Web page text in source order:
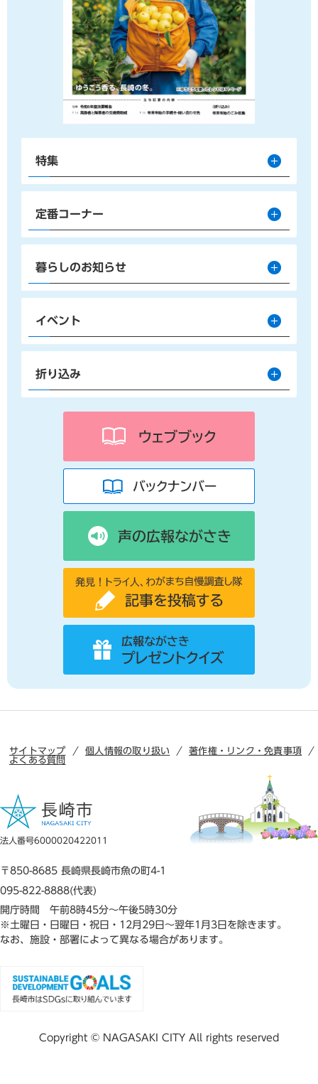
特集
定番コーナー
暮らしのお知らせ
イベント
折り込み
サイトマップ 個人情報の取り扱い
著作権・リンク・免責事項
よくある質問
法人番号6000020422011
〒850-8685 長崎県長崎市魚の町4-1
095-822-8888(代表)
開庁時間 午前8時45分～午後5時30分
※土曜日・日曜日・祝日・12月29日～翌年1月3日を除きます。
なお、施設・部署によって異なる場合があります。
Copyright © NAGASAKI CITY All rights reserved